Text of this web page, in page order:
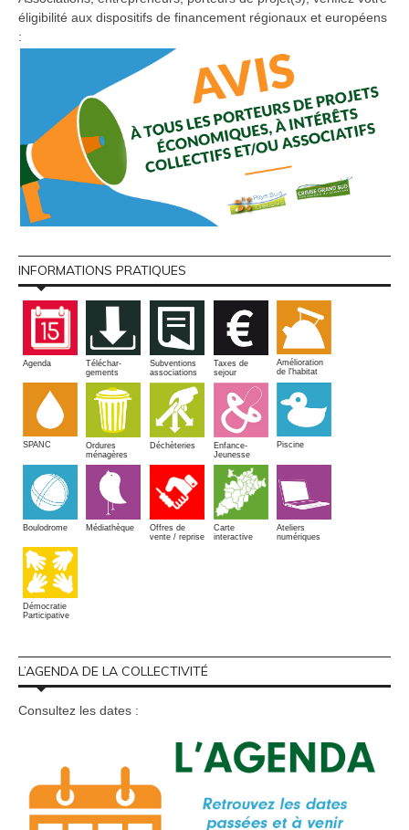
éligibilité aux dispositifs de financement régionaux et européens
:
INFORMATIONS PRATIQUES
Agenda
Téléchar-
gements
Subventions
associations
Taxes de
sejour
Amélioration
de l'habitat
SPANC
Ordures
ménagères
Déchèteries
Enfance-
Jeunesse
Piscine
Boulodrome Médiathèque
Offres de
vente / reprise
Carte
interactive
Ateliers
numériques
Démocratie
Participative
L’AGENDA DE LA COLLECTIVITÉ
Consultez les dates :